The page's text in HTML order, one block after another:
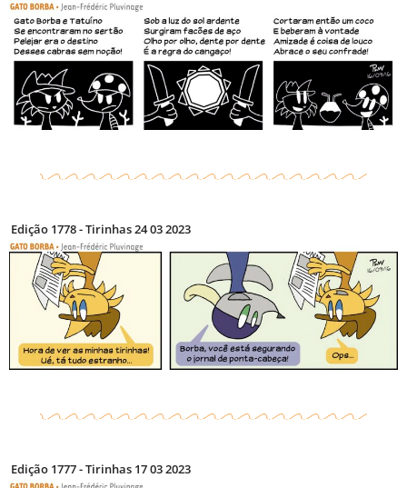
Edição 1778 - Tirinhas 24 03 2023
Edição 1777 - Tirinhas 17 03 2023